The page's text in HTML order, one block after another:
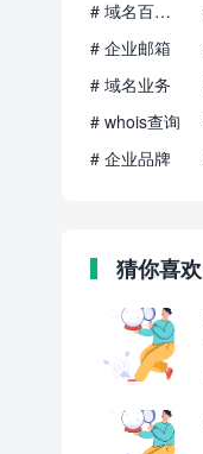
# 域名百科知识
# 企业邮箱
# 域名业务
# whois查询
# 企业品牌
猜你喜欢